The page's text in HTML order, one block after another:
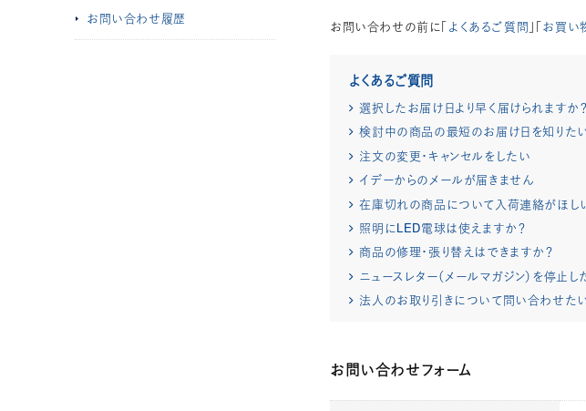
お問い合わせ履歴 お問い合わせの前に「よくあるご質問 」「お買い
よくあるご質問
選択したお届け日より早く届けられますか？
検討中の商品の最短のお届け日を知りた
注文の変更・キャンセルをしたい
イデーからのメールが届きません
在庫切れの商品について入荷連絡がほし
照明にLED電球は使えますか？
商品の修理・張り替えはできますか？
ニュースレター（メールマガジン）を停止し
法人のお取り引きについて問い合わせた
お問い合わせフォーム